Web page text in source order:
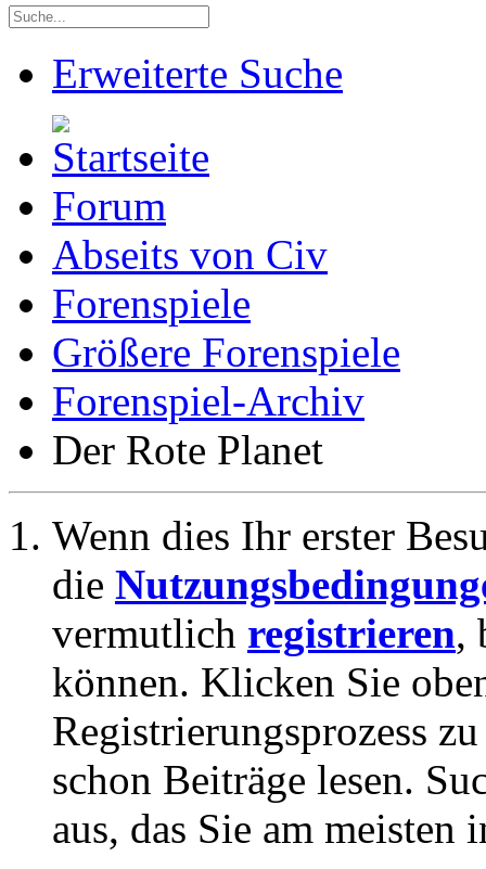
Erweiterte Suche
Forum
Abseits von Civ
Forenspiele
Größere Forenspiele
Forenspiel-Archiv
Der Rote Planet
Wenn dies Ihr erster
die
vermutlich registrieren,
können. Klicken Sie
Registrierungsprozess
schon Beiträge lesen.
aus, das Sie am meisten